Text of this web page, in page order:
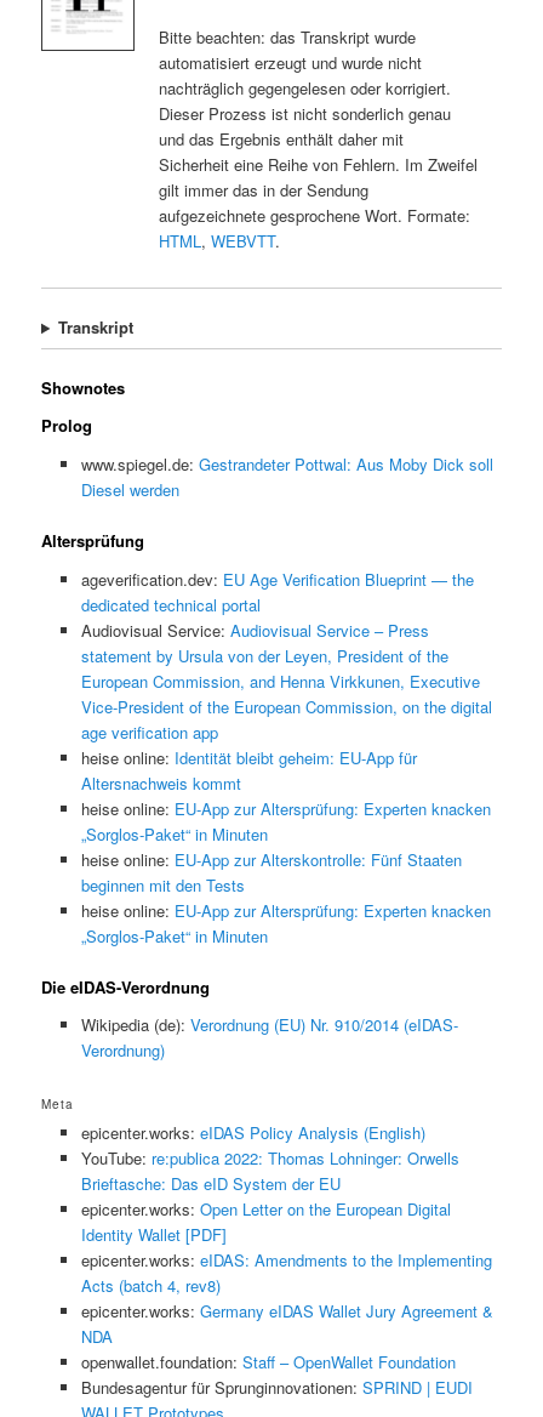
Bitte beachten: das Transkript wurde
automatisiert erzeugt und wurde nicht
nachträglich gegengelesen oder korrigiert.
Dieser Prozess ist nicht sonderlich genau
und das Ergebnis enthält daher mit
Sicherheit eine Reihe von Fehlern. Im Zweifel
gilt immer das in der Sendung
aufgezeichnete gesprochene Wort. Formate:
HTML, WEBVTT.
Transkript
Shownotes
Prolog
www.spiegel.de: Gestrandeter Pottwal: Aus Moby Dick soll
Diesel werden
Altersprüfung
ageverification.dev: EU Age Verification Blueprint — the
dedicated technical portal
Audiovisual Service: Audiovisual Service – Press
statement by Ursula von der Leyen, President of the
European Commission, and Henna Virkkunen, Executive
Vice-President of the European Commission, on the digital
age verification app
heise online: Identität bleibt geheim: EU-App für
Altersnachweis kommt
heise online: EU-App zur Altersprüfung: Experten knacken
„Sorglos-Paket“ in Minuten
heise online: EU-App zur Alterskontrolle: Fünf Staaten
beginnen mit den Tests
heise online: EU-App zur Altersprüfung: Experten knacken
„Sorglos-Paket“ in Minuten
Die eIDAS-Verordnung
Wikipedia (de): Verordnung (EU) Nr. 910/2014 (eIDAS-
Verordnung)
Meta
epicenter.works: eIDAS Policy Analysis (English)
YouTube: re:publica 2022: Thomas Lohninger: Orwells
Brieftasche: Das eID System der EU
epicenter.works: Open Letter on the European Digital
Identity Wallet [PDF]
epicenter.works: eIDAS: Amendments to the Implementing
Acts (batch 4, rev8)
epicenter.works: Germany eIDAS Wallet Jury Agreement &
NDA
openwallet.foundation: Staff – OpenWallet Foundation
Bundesagentur für Sprunginnovationen: SPRIND | EUDI